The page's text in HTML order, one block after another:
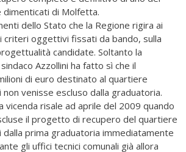
di Molfetta.
dello Stato che la Regione rigira ai
criteri oggettivi fissati da bando, sulla
candidate. Soltanto la
Azzollini ha fatto sì che il
di euro destinato al quartiere
venisse escluso dalla graduatoria.
vicenda risale ad aprile del 2009 quando
il progetto di recupero del quartiere
dalla prima graduatoria immediatamente
gli uffici tecnici comunali già allora